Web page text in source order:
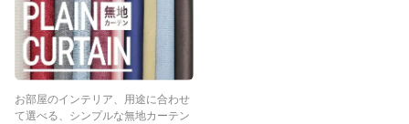
お部屋のインテリア、用途に合わせ
て選べる、シンプルな無地カーテン